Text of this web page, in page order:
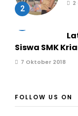
2
2
Siswa SMK
7 Oktober 2018
FOLLOW US ON